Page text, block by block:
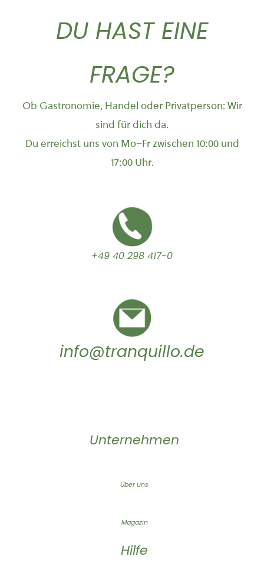
DU HAST EINE
FRAGE?
Ob Gastronomie, Handel oder Privatperson: Wir
sind für dich da.
Du erreichst uns von Mo–Fr zwischen 10:00 und
17:00 Uhr.
+49 40 298 417-0
info@tranquillo.de
Unternehmen
Über uns
Magazin
Hilfe